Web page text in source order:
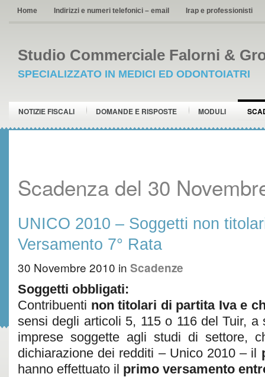
Home Indirizzi e numeri telefonici – email Irap e professionisti
Studio Commerciale Falorni &
SPECIALIZZATO IN MEDICI ED ODONTOIATRI
NOTIZIE FISCALI DOMANDE E RISPOSTE MODULI
Scadenza del 30
UNICO 2010 – Soggetti non
Versamento 7° Rata
30 Novembre 2010 in Scadenze
Soggetti obbligati:
Contribuenti non titolari di partita Iva e
sensi degli articoli 5, 115 o 116 del Tuir, a
imprese soggette agli studi di settore,
dichiarazione dei redditi – Unico 2010 – il
hanno effettuato il primo versamento